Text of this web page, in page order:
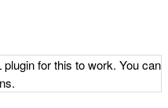
for this to work. You can